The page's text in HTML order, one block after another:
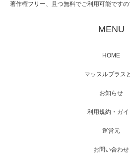
映画「メカバース
【TV】NHK BS「
著作権フリー、且つ無料でご利用可能ですの
MENU
HOME
マッスルプラス
お知らせ
利用規約・ガイ
運営元
お問い合わせ